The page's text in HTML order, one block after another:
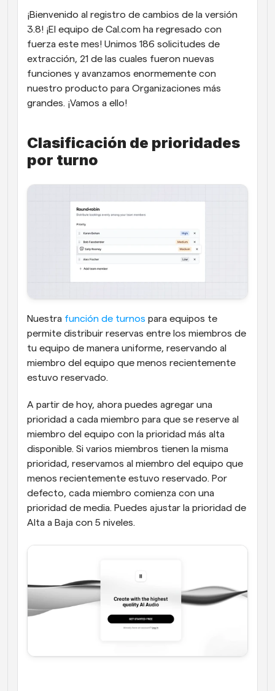
Programación potenciadda con llamadas
impulsadas por IA
Flujos de trabajo
Automatiza la programación y los recordatorios
Blog
Mantente al día con las últimas noticias y
actualizaciones
Reuniones Instantáneas
Enlaces de Grupo Dinámico
Reserva reuniones de forma fluida con varias personas
Recibe notificaciones cuando ocurra algo
¡Bienvenido al registro de cambios de la versión
3.8! ¡El equipo de Cal.com ha regresado con
fuerza este mes! Unimos 186 solicitudes de
extracción, 21 de las cuales fueron nuevas
funciones y avanzamos enormemente con
nuestro producto para Organizaciones más
grandes. ¡Vamos a ello!
Clasificación de prioridades
por turno
Nuestra función de turnos para equipos te
permite distribuir reservas entre los miembros de
tu equipo de manera uniforme, reservando al
miembro del equipo que menos recientemente
estuvo reservado.
A partir de hoy, ahora puedes agregar una
prioridad a cada miembro para que se reserve al
miembro del equipo con la prioridad más alta
disponible. Si varios miembros tienen la misma
prioridad, reservamos al miembro del equipo que
menos recientemente estuvo reservado. Por
defecto, cada miembro comienza con una
prioridad de media. Puedes ajustar la prioridad de
Alta a Baja con 5 niveles.